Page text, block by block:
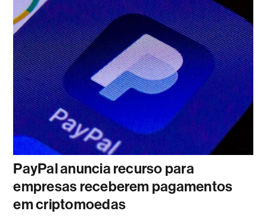
PayPal anuncia recurso para
empresas receberem pagamentos
em criptomoedas